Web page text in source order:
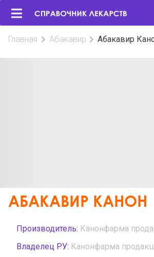
Главная Абакавир Абакавир
АБАКАВИР КАНОН
Производитель: Канонфарма
Владелец РУ: Канонфарма